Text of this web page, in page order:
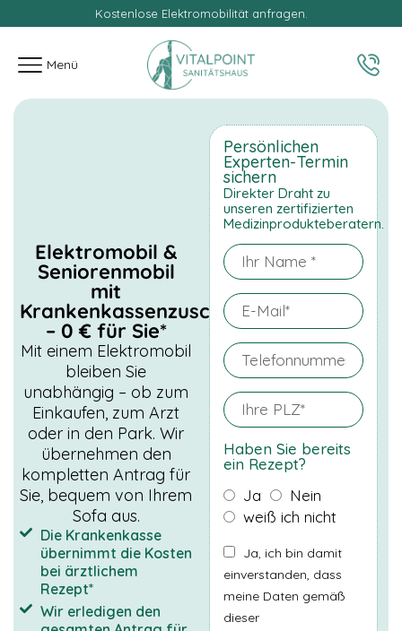
Kostenlose Elektromobilität anfragen.
Ihr kostenloser Elektrorollstuhl oder Elektromobil.
Menü
Elektromobil &
Seniorenmobil
mit
Krankenkassenzuschuss
– 0 € für Sie*
Mit einem Elektromobil
bleiben Sie
unabhängig – ob zum
Einkaufen, zum Arzt
oder in den Park. Wir
übernehmen den
kompletten Antrag für
Sie, bequem von Ihrem
Sofa aus.
Die Krankenkasse
übernimmt die Kosten
bei ärztlichem
Rezept*
Wir erledigen den
Persönlichen
Experten-Termin
sichern
Direkter Draht zu
unseren zertifizierten
Medizinprodukteberatern.
Haben Sie bereits
ein Rezept?
Ja
Nein
weiß ich nicht
Ja, ich bin damit
einverstanden, dass
meine Daten gemäß
dieser